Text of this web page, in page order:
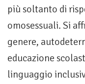
più soltanto di
omosessuali. Si
genere,
educazione
linguaggio